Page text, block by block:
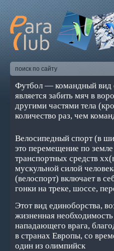
Футбол — командный вид
является забить мяч в
другими частями тела
количество раз, чем
Велосипедный спорт (в
это перемещение по
транспортных средств
мускульной силой
(велоспорт) включает в
гонки на треке, шоссе,
горный велосипед,
игре в мяч на
др.
Этот вид единоборства,
жизненная
нападающего врага,
в странах Европы, со
один из олимпийск